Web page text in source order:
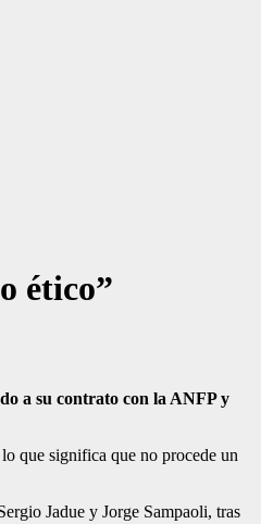
ético”
a su contrato con la ANFP y
que significa que no procede un
Jadue y Jorge Sampaoli, tras